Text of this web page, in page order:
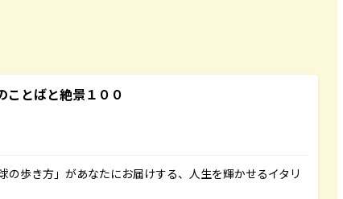
ことばと絶景１００
の歩き方」があなたにお届けする、人生を輝かせるイタリ